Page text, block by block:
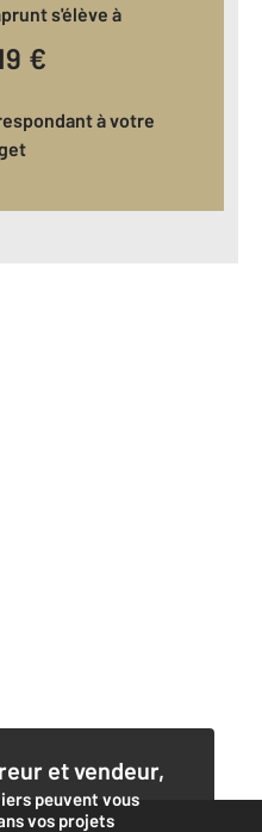
s'élève à
€
et vendeur,
peuvent vous
vos projets